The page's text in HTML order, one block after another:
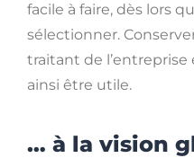
facile à faire, dès lors
sélectionner.
traitant de
ainsi être utile.
… à la vision